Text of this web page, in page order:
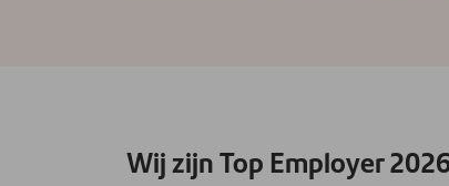
Wij zijn Top Employer